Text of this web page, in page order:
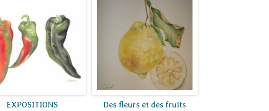
EXPOSITIONS
Des fleurs et des fruits